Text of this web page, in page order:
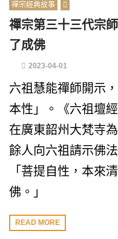
禪宗經典故事
禪宗第三十三代宗
了成佛
2023-04-01
六祖慧能禪師開示
本性」。《六祖壇
在廣東韶州大梵寺
餘人向六祖請示佛
「菩提自性，本來
佛。」
READ MORE